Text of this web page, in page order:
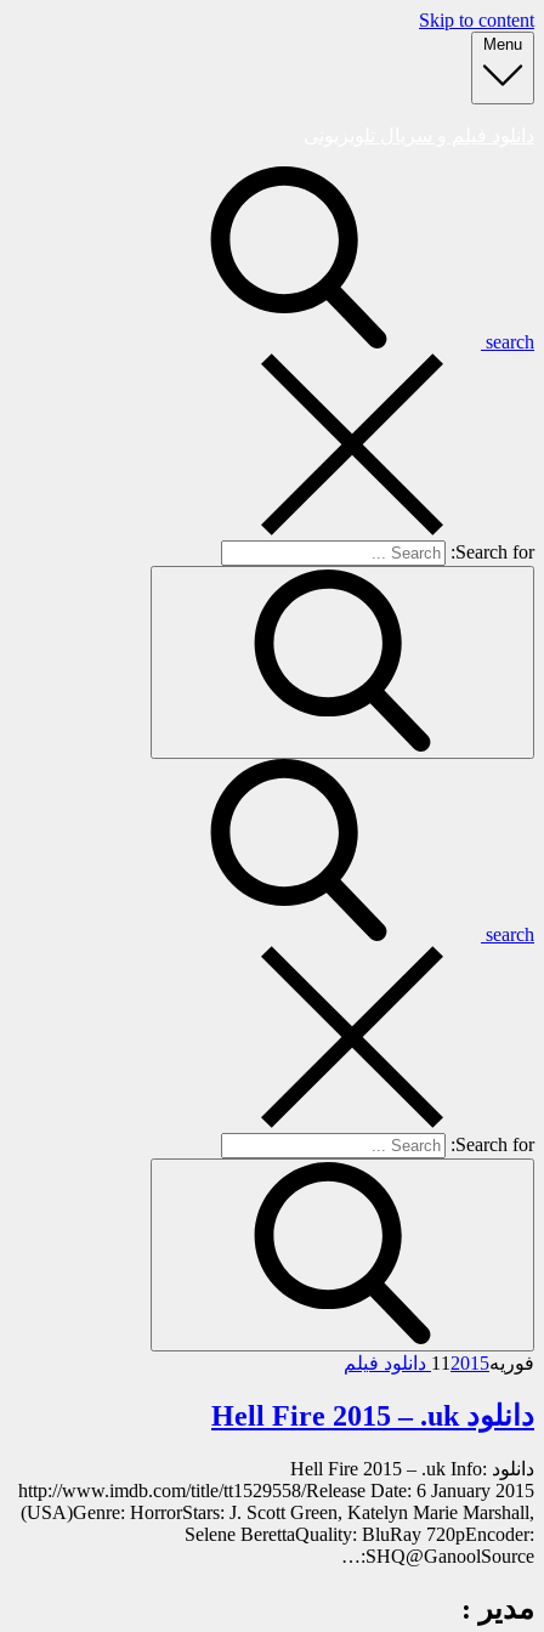
Skip to content
Menu
search
Search for:
search
Search for:
فوریه 11 2015 دانلود فیلم
دانلود Hell Fire 2015 – .uk
دانلود Hell Fire 2015 – .uk Info:
http://www.imdb.com/title/tt1529558/Release Date: 6 January 2015
(USA)Genre: HorrorStars: J. Scott Green, Katelyn Marie Marshall,
Selene BerettaQuality: BluRay 720pEncoder:
SHQ@GanoolSource:…
مدیر :